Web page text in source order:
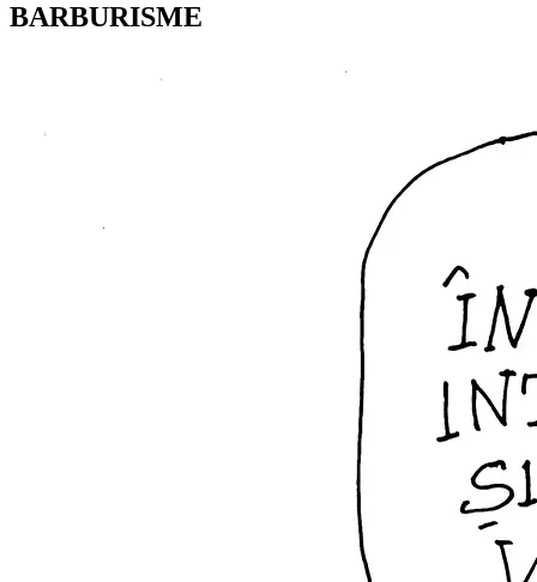
BARBURISME